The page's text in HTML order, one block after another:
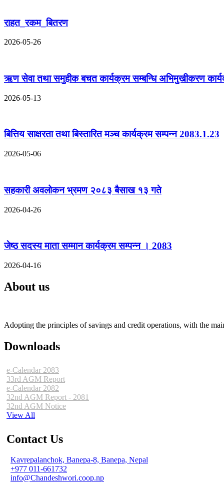
राहत_रकम_बितरण
2026-05-26
ऋण सेवा तथा समुहीक बचत कार्यक्रम सम्बन्धि अभिमुखीकरण
2026-05-13
बित्तिय साक्षरता तथा बिस्तारित मञ्च कार्यक्रम सम्पन्न 2083.1.23
2026-05-06
सहकारी अवलोकन भ्रमण २०८३ बैसाख १३ गते
2026-04-26
जेष्ठ सदस्य माता सम्मान कार्यक्रम सम्पन्न । 2083
2026-04-16
About us
Adopting the principles of savings and credit operations, with the
Downloads
e-Calendar 2083
33rd AGM Report
e-Calendar 2082
32nd AGM Report - 2081
32nd AGM Notice
View All
Contact Us
Kavrepalanchok, Banepa-8, Banepa, Nepal
+977 011-661732
info@Chandeshwori.coop.np